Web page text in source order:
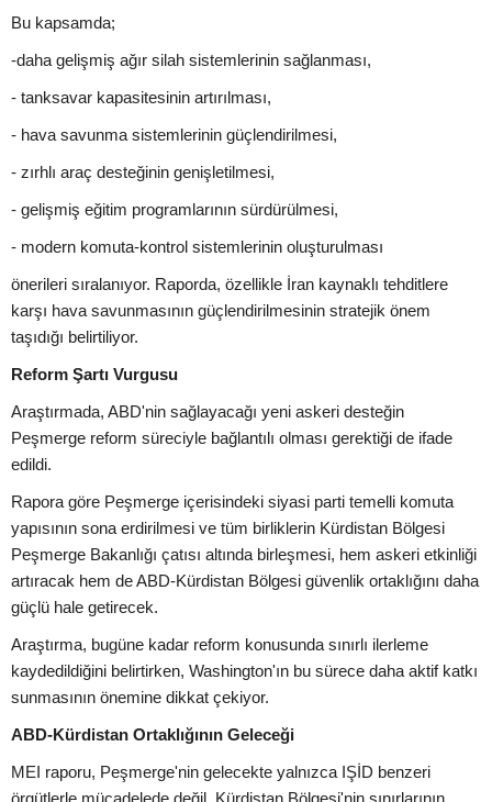
Bu kapsamda;
-daha gelişmiş ağır silah sistemlerinin sağlanması,
- tanksavar kapasitesinin artırılması,
- hava savunma sistemlerinin güçlendirilmesi,
- zırhlı araç desteğinin genişletilmesi,
- gelişmiş eğitim programlarının sürdürülmesi,
- modern komuta-kontrol sistemlerinin oluşturulması
önerileri sıralanıyor. Raporda, özellikle İran kaynaklı tehditlere
karşı hava savunmasının güçlendirilmesinin stratejik önem
taşıdığı belirtiliyor.
Reform Şartı Vurgusu
Araştırmada, ABD'nin sağlayacağı yeni askeri desteğin
Peşmerge reform süreciyle bağlantılı olması gerektiği de ifade
edildi.
Rapora göre Peşmerge içerisindeki siyasi parti temelli komuta
yapısının sona erdirilmesi ve tüm birliklerin Kürdistan Bölgesi
Peşmerge Bakanlığı çatısı altında birleşmesi, hem askeri etkinliği
artıracak hem de ABD-Kürdistan Bölgesi güvenlik ortaklığını daha
güçlü hale getirecek.
Araştırma, bugüne kadar reform konusunda sınırlı ilerleme
kaydedildiğini belirtirken, Washington'ın bu sürece daha aktif katkı
sunmasının önemine dikkat çekiyor.
ABD-Kürdistan Ortaklığının Geleceği
MEI raporu, Peşmerge'nin gelecekte yalnızca IŞİD benzeri
örgütlerle mücadelede değil, Kürdistan Bölgesi'nin sınırlarının